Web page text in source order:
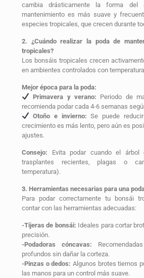
cambia drásticamente la forma
mantenimiento es más suave y
especies tropicales, que crecen durante
2. ¿Cuándo realizar la poda de
tropicales?
Los bonsáis tropicales crecen
en ambientes controlados con
Mejor época para la poda:
Primavera y verano: Periodo de
recomienda podar cada 4-6 semanas
Otoño e invierno: Se puede
crecimiento es más lento, pero aún es
ajustes.
Consejo: Evita podar cuando el árbol
trasplantes recientes, plagas o
temperatura).
3. Herramientas necesarias para una
Para podar correctamente tu bonsái
contar con las herramientas adecuadas:
-Tijeras de bonsái: Ideales para cortar
precisión.
-Podadoras cóncavas:
profundos sin dañar la corteza.
-Pinzas o dedos: Algunos brotes tiernos
las manos para un control más suave.